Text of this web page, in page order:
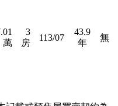
萬
3
房
113/07
43.9
年
無